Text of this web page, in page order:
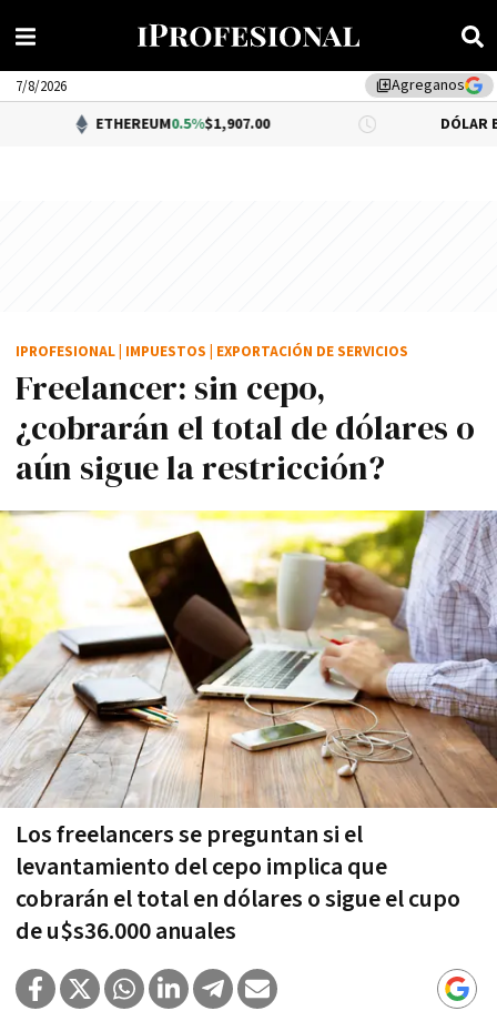
library_addAgreganos
7/8/2026
ETHEREUM0.5%$1,907.00 DÓLAR BNA 0.34%
Freelancer: sin cepo,
¿cobrarán el total de dólares o
aún sigue la restricción?
Los freelancers se preguntan si el
levantamiento del cepo implica que
cobrarán el total en dólares o sigue el cupo
de u$s36.000 anuales
IPROFESIONAL IMPUESTOS EXPORTACIÓN DE SERVICIOS